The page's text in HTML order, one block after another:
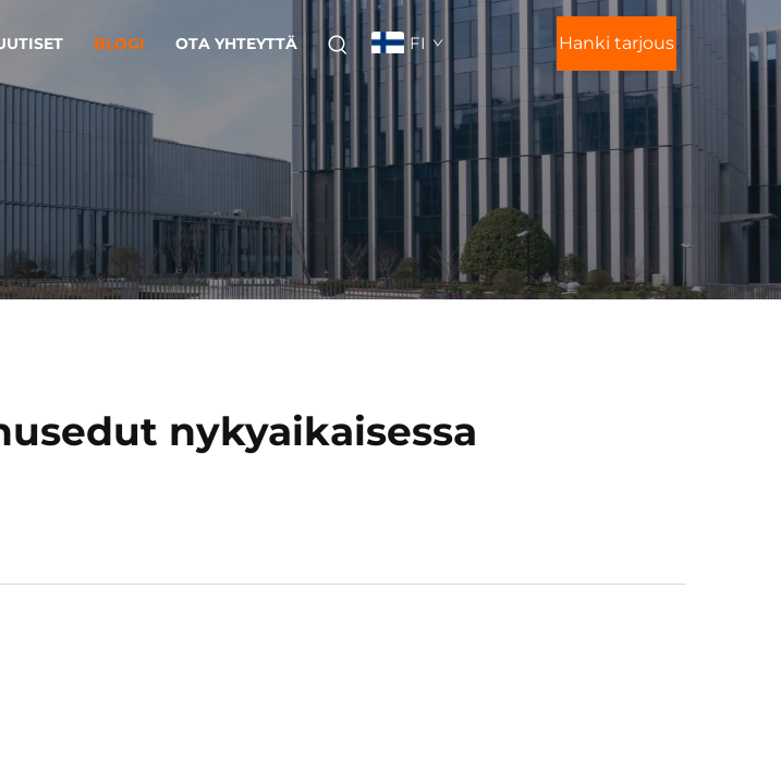
BLOGI OTA YHTEYTTÄ FI Hanki tarjous
nykyaikaisessa